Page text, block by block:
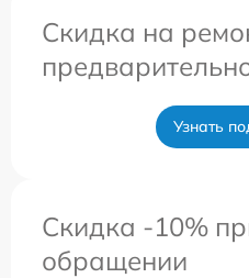
Скидка на
Узнать
Скидка -10%
обращении